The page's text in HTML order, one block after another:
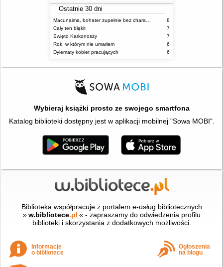
Ostatnie 30 dni
8
Cały ten błękit
7
Święto Karkonoszy
7
Rok, w którym nie umarłem
6
Dylematy kobiet pracujących
6
Wybieraj książki prosto ze swojego smartfona
Katalog biblioteki dostępny jest w aplikacji mobilnej "Sowa MOBI".
Biblioteka współpracuje z portalem e-usług bibliotecznych
» w.bibliotece.pl « - zapraszamy do odwiedzenia profilu
biblioteki i skorzystania z dodatkowych możliwości.
Informacje
o bibliotece
Ogłoszenia
na blogu